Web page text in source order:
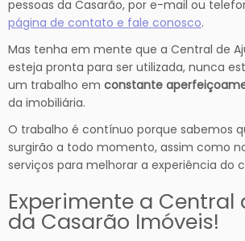
pessoas da Casarão, por e-mail ou
página de contato e fale conosco.
Mas tenha em mente que a Central de
esteja pronta para ser utilizada, nunca
um trabalho em constante
da imobiliária.
O trabalho é contínuo porque sabemos
surgirão a todo momento, assim como
serviços para melhorar a experiência do
Experimente a Central
da Casarão Imóveis!